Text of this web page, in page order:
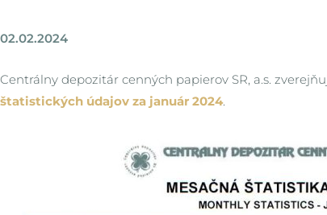
02.02.2024
Centrálny depozitár cenných papierov SR, a.s.
štatistických údajov za január 2024.